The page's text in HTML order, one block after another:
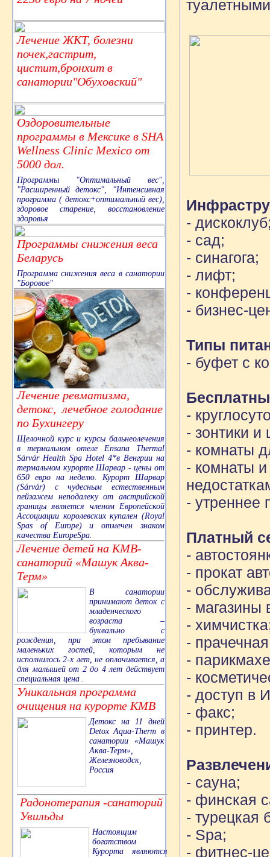
Лечение ЖКТ, болезни
почек,гастрит,
цистит,бронхит в
санатории"Обуховский"
Оздоровительные
программы в Мексике в SHA
Wellness Clinic Mexico от
5000 дол.
Программы "Оптимальный вес",
"Расширенный детокс", "Интенсивная
программа ( детокс+оптимальный вес),
здоровое старение, восстановление
здоровья
Программы снижения веса
Беларусь
Программа снижения веса в санатории
"Боровое"
Лечение ревматизма,
детокс, лечебное голодание
по Бухингеру
Щелочной курс и курсы бальнеолечения
в термальном отеле Ensana Thermal
Sárvár Health Spa Hotel 4*в Венгрии на
термальном курорте Шарвар - цены от
650 евро на неделю. Курорт Шарвар
(Sárvár) с чудесным естественным
пейзажем неподалеку от австрийской
границы является членом Европейской
Ассоциации королевских купален (Royal
Spas of Europe) и отмечен знаком
качества EuropeSpa.
Лечение детей на КМВ-
санаторий «Машук Аква-
Терм»
В санатории
принимают деток с
младенческого
возраста –
буквально с
рождения, при этом пребывание
маленьких гостей, которым не
исполнилось 2-х лет, не оплачивается, а
для малышей от 2 до 4 лет действует
специальная цена .
Уникальная программа
очищения на курорте КМВ
Детокс на 11 дней
Detox Aqua-Therm в
санатории «Машук
Аква-Терм»,
Железноводск,
Россия
Радонотерапия -санаторий
Увильды
Настоящим
богатством
Курорта являются
-
- сад;
- синагога;
- лифт;
-
- бизнес-
Типы
- буфет с
-
- зонтики
- комнаты
- комнаты
- утреннее
Платный
-
- прокат
-
- магазины
-
-
-
-
- доступ в
- факс;
- принтер.
- сауна;
- финская
- турецкая
- Spa;
- фитнес-